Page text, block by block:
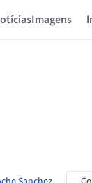
Imagens